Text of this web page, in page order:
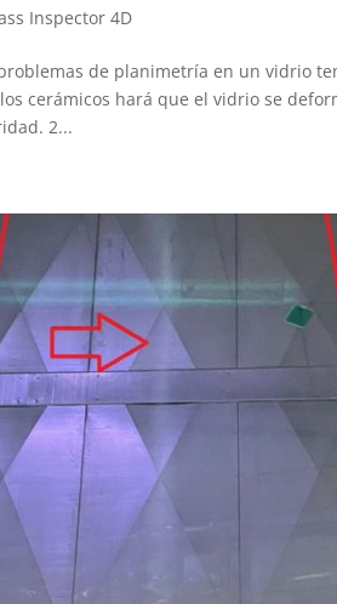
Inspector 4D
de planimetría en un vidrio
cerámicos hará que el vidrio se
2...